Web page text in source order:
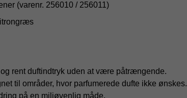
(varenr. 256010 / 256011)
rent duftindtryk uden at være påtrængende.
til områder, hvor parfumerede dufte ikke ønskes.
på en miljøvenlig måde.